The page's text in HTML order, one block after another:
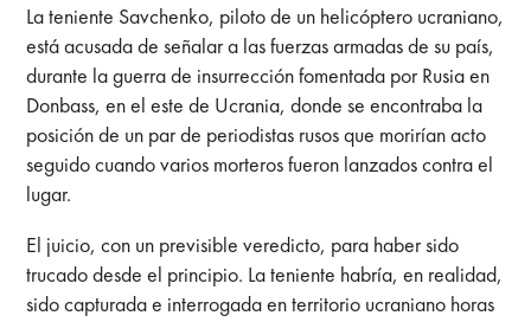
La teniente Savchenko, piloto de un helicóptero ucraniano,
está acusada de señalar a las fuerzas armadas de su país,
durante la guerra de insurrección fomentada por Rusia en
Donbass, en el este de Ucrania, donde se encontraba la
posición de un par de periodistas rusos que morirían acto
seguido cuando varios morteros fueron lanzados contra el
lugar.
El juicio, con un previsible veredicto, para haber sido
trucado desde el principio. La teniente habría, en realidad,
sido capturada e interrogada en territorio ucraniano horas